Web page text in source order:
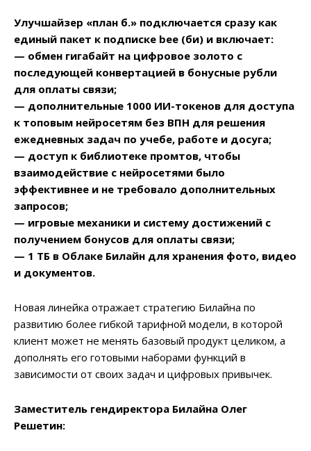
Улучшайзер «план б.» подключается сразу как
единый пакет к подписке bee (би) и включает:
— обмен гигабайт на цифровое золото с
последующей конвертацией в бонусные рубли
для оплаты связи;
— дополнительные 1000 ИИ-токенов для доступа
к топовым нейросетям без ВПН для решения
ежедневных задач по учебе, работе и досуга;
— доступ к библиотеке промтов, чтобы
взаимодействие с нейросетями было
эффективнее и не требовало дополнительных
запросов;
— игровые механики и систему достижений с
получением бонусов для оплаты связи;
— 1 ТБ в Облаке Билайн для хранения фото, видео
и документов.
Новая линейка отражает стратегию Билайна по
развитию более гибкой тарифной модели, в которой
клиент может не менять базовый продукт целиком, а
дополнять его готовыми наборами функций в
зависимости от своих задач и цифровых привычек.
Заместитель гендиректора Билайна Олег
Решетин: